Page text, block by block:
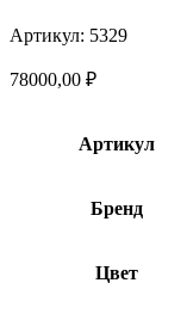
Артикул: 5329
78000,00 ₽
Артикул
Бренд
Цвет